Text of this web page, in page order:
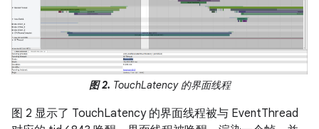
图 2. TouchLatency 的界面线程
图 2 显示了 TouchLatency 的界面线程被与 EventThread